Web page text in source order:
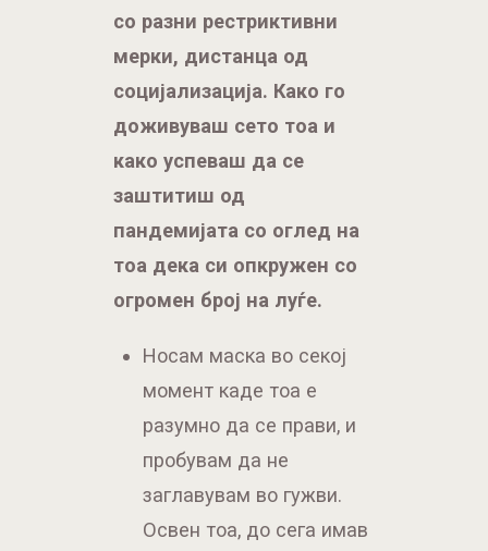
со разни рестриктивни
мерки, дистанца од
социјализација. Како го
доживуваш сето тоа и
како успеваш да се
заштитиш од
пандемијата со оглед на
тоа дека си опкружен со
огромен број на луѓе.
Носам маска во секој
момент каде тоа е
разумно да се прави, и
пробувам да не
заглавувам во гужви.
Освен тоа, до сега имав